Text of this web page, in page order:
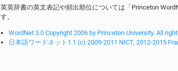
英英辞書の英文表記や頻出順位については「Princeton
す。
WordNet 3.0 Copyright 2006 by Princeton University. All
日本語ワードネット1.1 (c) 2009-2011 NICT, 2012-2015